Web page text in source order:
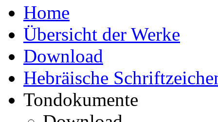
Home
Übersicht der Werke
Download
Hebräische
Tondokumente